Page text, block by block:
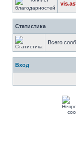
Статистика
Всего
Вход